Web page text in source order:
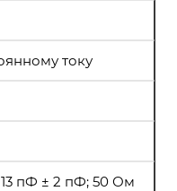
току
13 пФ ± 2 пФ; 50 Ом